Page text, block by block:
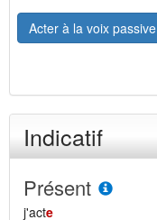
Acter à la voix passive
Indicatif
Présent
j'acte